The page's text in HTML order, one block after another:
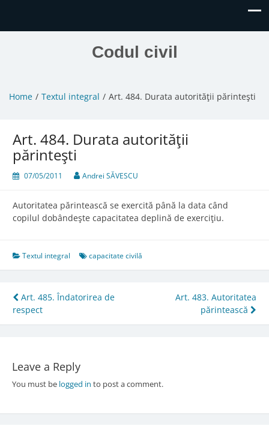
Codul civil
Home Textul integral Art. 484. Durata autorităţii părinteşti
Art. 484. Durata autorităţii
părinteşti
07/05/2011 Andrei SĂVESCU
Autoritatea părintească se exercită până la data când
copilul dobândeşte capacitatea deplină de exerciţiu.
Textul integral capacitate civilă
Post
navigation
Art. 485. Îndatorirea de
respect
Art. 483. Autoritatea
părintească
Leave a Reply
You must be logged in to post a comment.